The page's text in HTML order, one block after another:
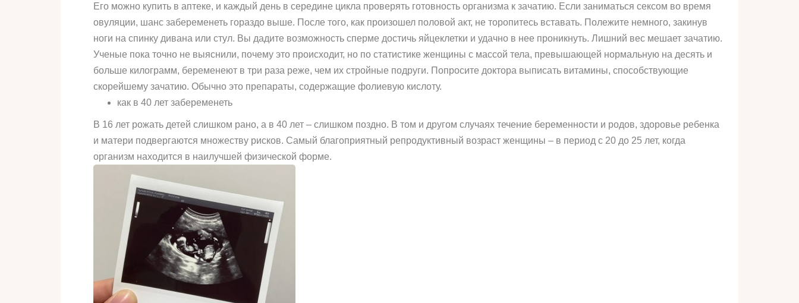
Его можно купить в аптеке, и каждый день в середине цикла проверять готовность организма к зачатию. Если заниматься сексом во время
овуляции, шанс забеременеть гораздо выше. После того, как произошел половой акт, не торопитесь вставать. Полежите немного, закинув
ноги на спинку дивана или стул. Вы дадите возможность сперме достичь яйцеклетки и удачно в нее проникнуть. Лишний вес мешает зачатию.
Ученые пока точно не выяснили, почему это происходит, но по статистике женщины с массой тела, превышающей нормальную на десять и
больше килограмм, беременеют в три раза реже, чем их стройные подруги. Попросите доктора выписать витамины, способствующие
скорейшему зачатию. Обычно это препараты, содержащие фолиевую кислоту.
как в 40 лет забеременеть
В 16 лет рожать детей слишком рано, а в 40 лет – слишком поздно. В том и другом случаях течение беременности и родов, здоровье ребенка
и матери подвергаются множеству рисков. Самый благоприятный репродуктивный возраст женщины – в период с 20 до 25 лет, когда
организм находится в наилучшей физической форме.